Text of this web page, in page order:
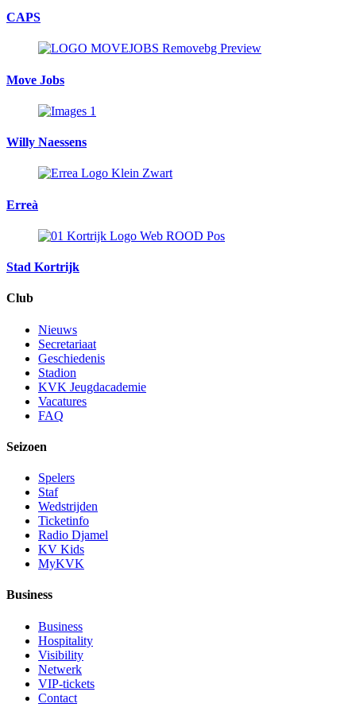
CAPS
Move Jobs
Willy Naessens
Erreà
Stad Kortrijk
Club
Nieuws
Secretariaat
Geschiedenis
Stadion
KVK Jeugdacademie
Vacatures
FAQ
Seizoen
Spelers
Staf
Wedstrijden
Ticketinfo
Radio Djamel
KV Kids
MyKVK
Business
Business
Hospitality
Visibility
Netwerk
VIP-tickets
Contact